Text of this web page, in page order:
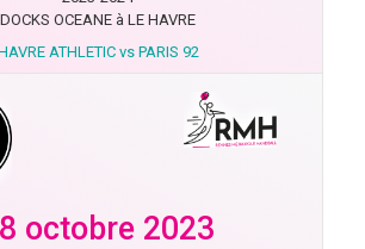
DOCKS OCEANE à LE HAVRE
ATHLETIC vs PARIS 92
octobre 2023